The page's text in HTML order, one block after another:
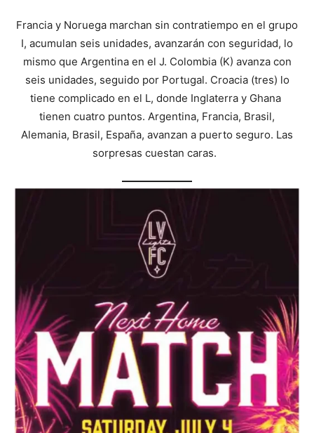
Francia y Noruega marchan sin contratiempo en el grupo
I, acumulan seis unidades, avanzarán con seguridad, lo
mismo que Argentina en el J. Colombia (K) avanza con
seis unidades, seguido por Portugal. Croacia (tres) lo
tiene complicado en el L, donde Inglaterra y Ghana
tienen cuatro puntos. Argentina, Francia, Brasil,
Alemania, Brasil, España, avanzan a puerto seguro. Las
sorpresas cuestan caras.